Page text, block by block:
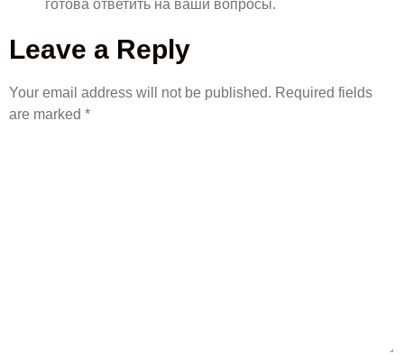
готова ответить на ваши вопросы.
Leave a Reply
Your email address will not be published. Required fields
are marked *